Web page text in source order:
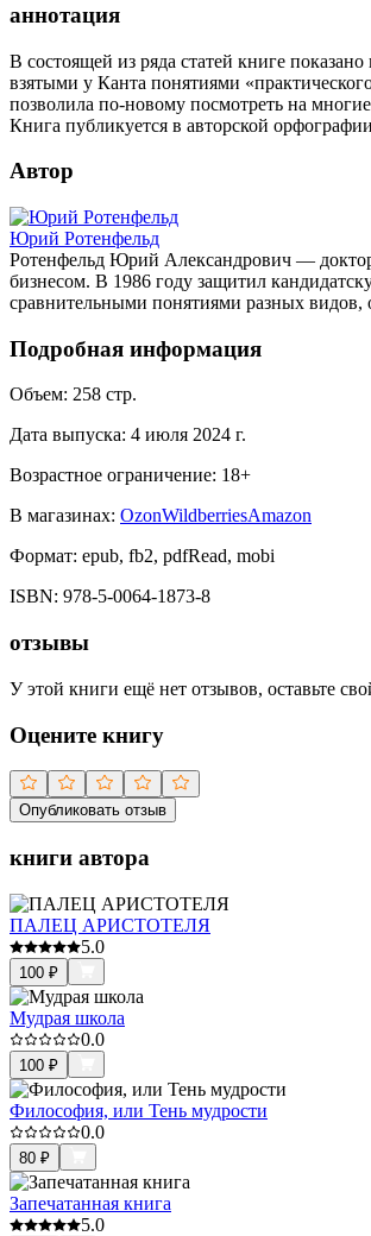
аннотация
В состоящей из ряда статей книге
взятыми у Канта понятиями
позволила по-новому посмотреть на
Книга публикуется в авторской
Автор
Юрий Ротенфельд
Ротенфельд Юрий Александрович — доктор
бизнесом. В 1986 году защитил
сравнительными понятиями разных видов,
Подробная информация
Объем: 258 стр.
Дата выпуска: 4 июля 2024 г.
Возрастное ограничение: 18+
В магазинах: OzonWildberriesAmazon
Формат: epub, fb2, pdfRead, mobi
ISBN: 978-5-0064-1873-8
отзывы
У этой книги ещё нет отзывов, оставьте
Оцените книгу
Опубликовать отзыв
книги автора
ПАЛЕЦ АРИСТОТЕЛЯ
5.0
100 ₽
Мудрая школа
0.0
100 ₽
Философия, или Тень мудрости
0.0
80 ₽
Запечатанная книга
5.0